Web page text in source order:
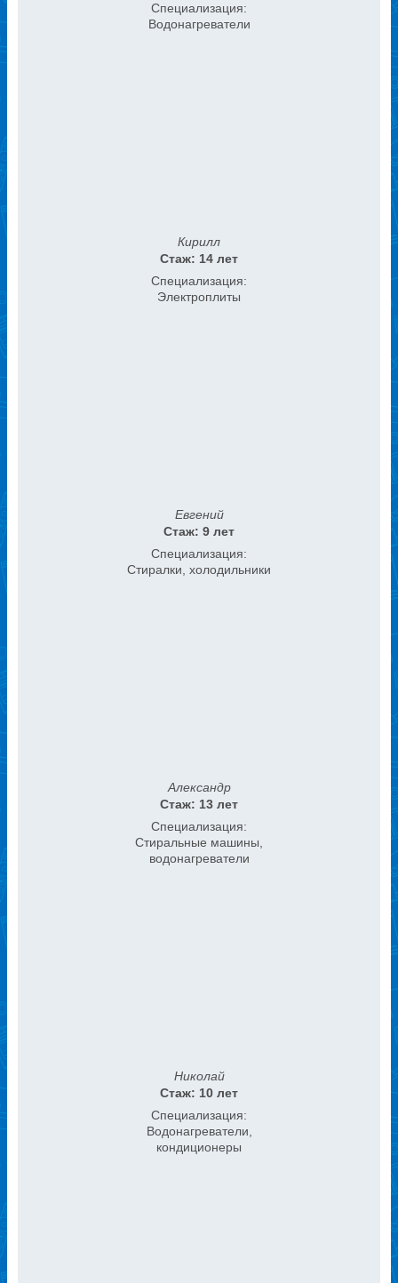
Специализация:
Водонагреватели
Кирилл
Стаж: 14 лет
Специализация:
Электроплиты
Евгений
Стаж: 9 лет
Специализация:
Стиралки, холодильники
Александр
Стаж: 13 лет
Специализация:
Стиральные машины,
водонагреватели
Николай
Стаж: 10 лет
Специализация:
Водонагреватели,
кондиционеры